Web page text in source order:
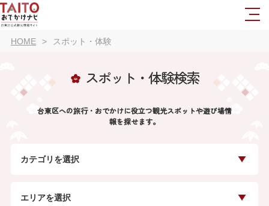
HOME スポット・体験
スポット・体験検索
台東区への旅行・おでかけに役立つ観光スポットや遊び場情
報を探せます。
カテゴリを選択
エリアを選択